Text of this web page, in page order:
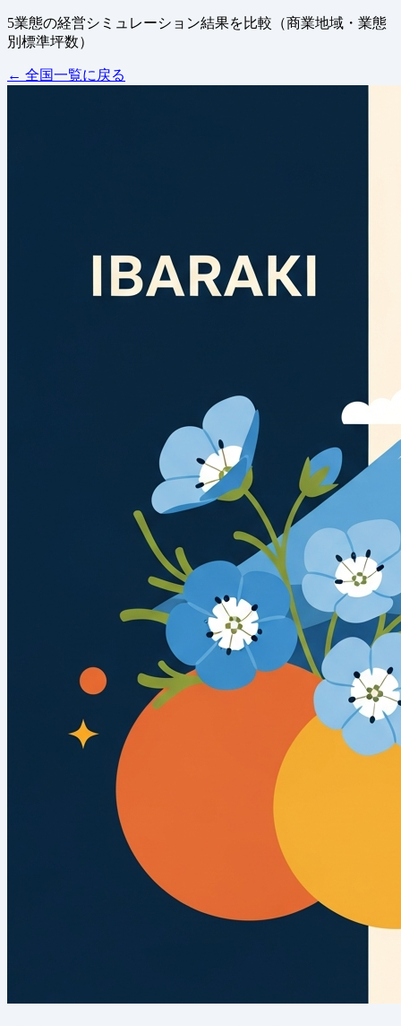
5業態の経営シミュレーション結果を比較（商業地域・業態
別標準坪数）
← 全国一覧に戻る